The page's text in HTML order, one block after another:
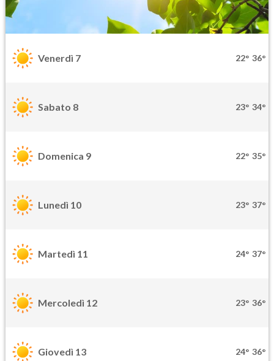
Venerdì 7 22° 36°
Sabato 8 23° 34°
Domenica 9 22° 35°
Lunedì 10 23° 37°
Martedì 11 24° 37°
Mercoledì 12 23° 36°
Giovedì 13 24° 36°